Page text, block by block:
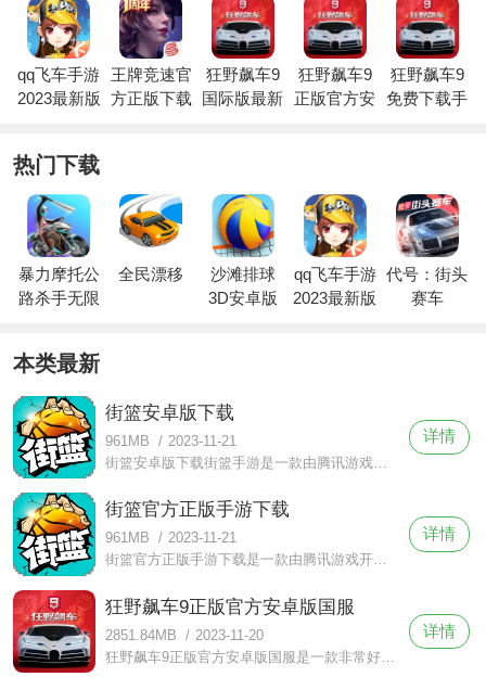
qq飞车手游
2023最新版
王牌竞速官
方正版下载
狂野飙车9
国际版最新
狂野飙车9
正版官方安
狂野飙车9
免费下载手
热门下载
暴力摩托公
路杀手无限
全民漂移
沙滩排球
3D安卓版
qq飞车手游
2023最新版
代号：街头
赛车
本类最新
街篮安卓版下载
961MB / 2023-11-21
街篮安卓版下载街篮手游是一款由腾讯游戏开发的篮球竞技手游，游戏以街头篮球为主题。街篮安卓版下载中玩家可以体验到真实的篮球比赛，感受到街头篮球的热血与激情。
详情
街篮官方正版手游下载
961MB / 2023-11-21
街篮官方正版手游下载是一款由腾讯游戏开发的有关篮球的竞技类手游，目前国内篮球氛围浓厚，而游戏正好街头篮球为主题，玩家可以在游戏中体验到真实的篮球比赛。
详情
狂野飙车9正版官方安卓版国服
2851.84MB / 2023-11-20
狂野飙车9正版官方安卓版国服是一款非常好玩的狂野赛车碰撞速度类型的赛车游戏体验，这款游戏有着非常高超的游戏画面质量，急速漂移拐弯时溅起灰尘烟雾和飞沙走石的粒子效果、车辆表面上每个部位的光
详情